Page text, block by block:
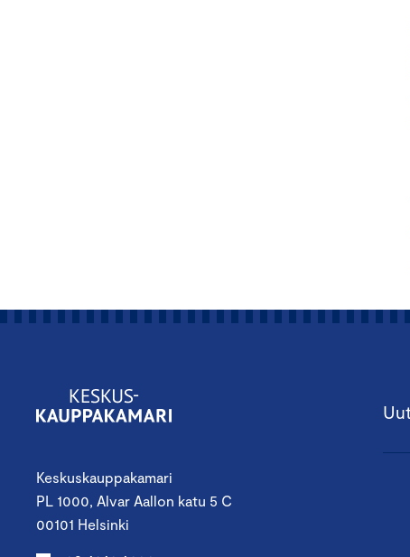
Keskuskauppakamari
PL 1000, Alvar Aallon katu 5 C
00101 Helsinki